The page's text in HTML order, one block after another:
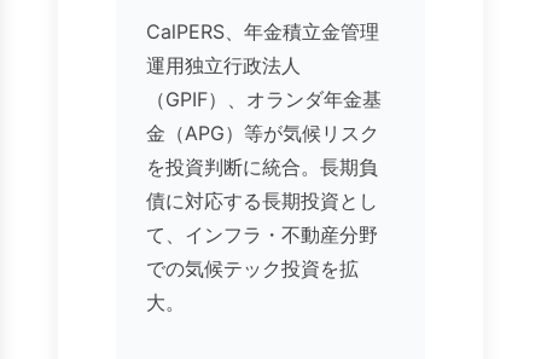
CalPERS、年金積立金管理
運用独立行政法人
（GPIF）、オランダ年金基
金（APG）等が気候リスク
を投資判断に統合。長期負
債に対応する長期投資とし
て、インフラ・不動産分野
での気候テック投資を拡
大。